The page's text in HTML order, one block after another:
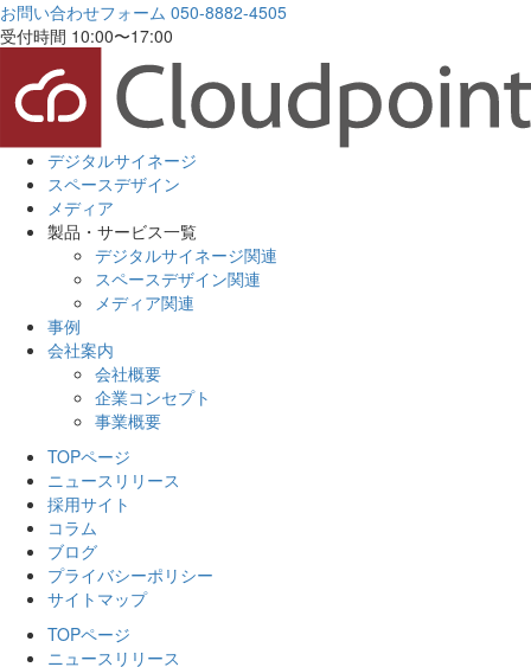
お問い合わせフォーム 050-8882-4505
受付時間 10:00〜17:00
デジタルサイネージ
スペースデザイン
メディア
製品・サービス一覧
デジタルサイネージ関連
スペースデザイン関連
メディア関連
事例
会社案内
会社概要
企業コンセプト
事業概要
TOPページ
ニュースリリース
採用サイト
コラム
ブログ
プライバシーポリシー
サイトマップ
TOPページ
ニュースリリース